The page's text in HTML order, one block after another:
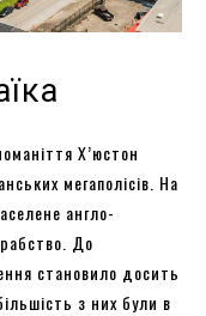
Х’юстон
мегаполісів. На
англо-
До
становило досить
з них були в